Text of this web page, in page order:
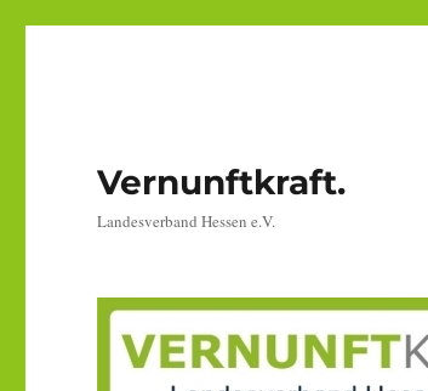
Vernunftkraft.
Landesverband Hessen e.V.